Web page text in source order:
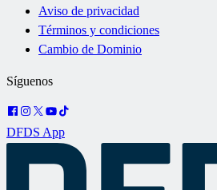
Aviso de privacidad
Términos y condiciones
Cambio de Dominio
Síguenos
DFDS App